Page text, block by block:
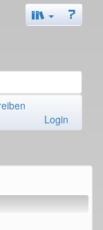
Login